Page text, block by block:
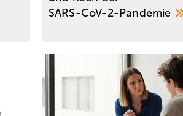
SARS-CoV-2-Pandemie